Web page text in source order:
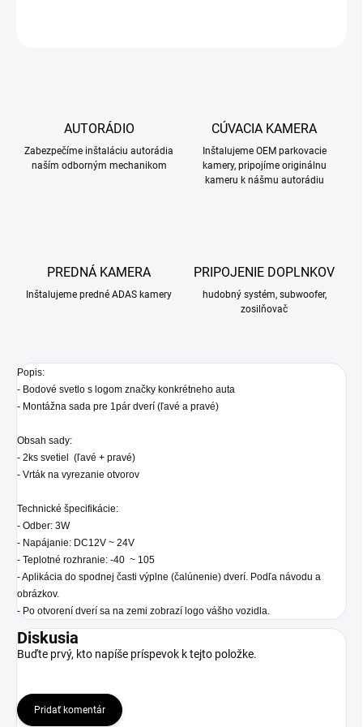
AUTORÁDIO
Zabezpečíme inštaláciu autorádia
naším odborným mechanikom
CÚVACIA KAMERA
Inštalujeme OEM parkovacie
kamery, pripojíme originálnu
kameru k nášmu autorádiu
PREDNÁ KAMERA
Inštalujeme predné ADAS kamery
PRIPOJENIE DOPLNKOV
hudobný systém, subwoofer,
zosilňovač
Popis:
- Bodové svetlo s logom značky konkrétneho auta
- Montážna sada pre 1pár dverí (ľavé a pravé)
Obsah sady:
- 2ks svetiel (ľavé + pravé)
- Vrták na vyrezanie otvorov
Technické špecifikácie:
- Odber: 3W
- Napájanie: DC12V ~ 24V
- Teplotné rozhranie: -40 ~ 105
- Aplikácia do spodnej časti výplne (čalúnenie) dverí. Podľa návodu a
obrázkov.
- Po otvorení dverí sa na zemi zobrazí logo vášho vozidla.
Diskusia
Buďte prvý, kto napíše príspevok k tejto položke.
Pridať komentár